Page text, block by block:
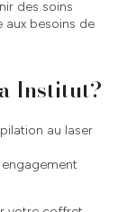
des soins
aux besoins de
Institut?
au laser